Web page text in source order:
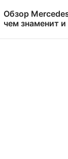
Обзор
чем знаменит